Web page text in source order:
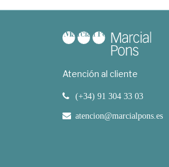
Atención al cliente
(+34) 91 304 33 03
atencion@marcialpons.es